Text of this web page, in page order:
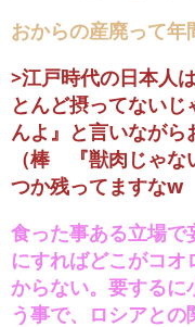
おからの産廃って年
>江戸時代の日本人
とんど摂ってない
んよ』と言いなが
（棒 『獣肉じゃな
つか残ってますなw
食った事ある立場で
にすればどこがコ
からない。要するに
う事で、ロシアと